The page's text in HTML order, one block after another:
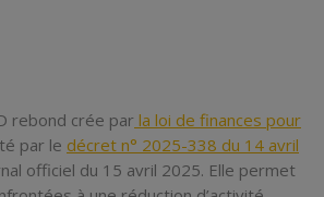
rebond crée par la loi de finances pour
par le décret n° 2025-338 du 14 avril
officiel du 15 avril 2025. Elle permet